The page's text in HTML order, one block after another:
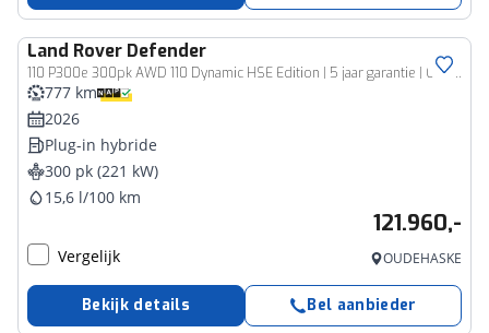
Land Rover Defender
110 P300e 300pk AWD 110 Dynamic HSE Edition | 5 jaar garantie | Caraway | Head-up Display | Gekoelde stoelen |
777 km
2026
Plug-in hybride
300 pk (221 kW)
15,6 l/100 km
121.960,-
Vergelijk OUDEHASKE
Bekijk details Bel aanbieder